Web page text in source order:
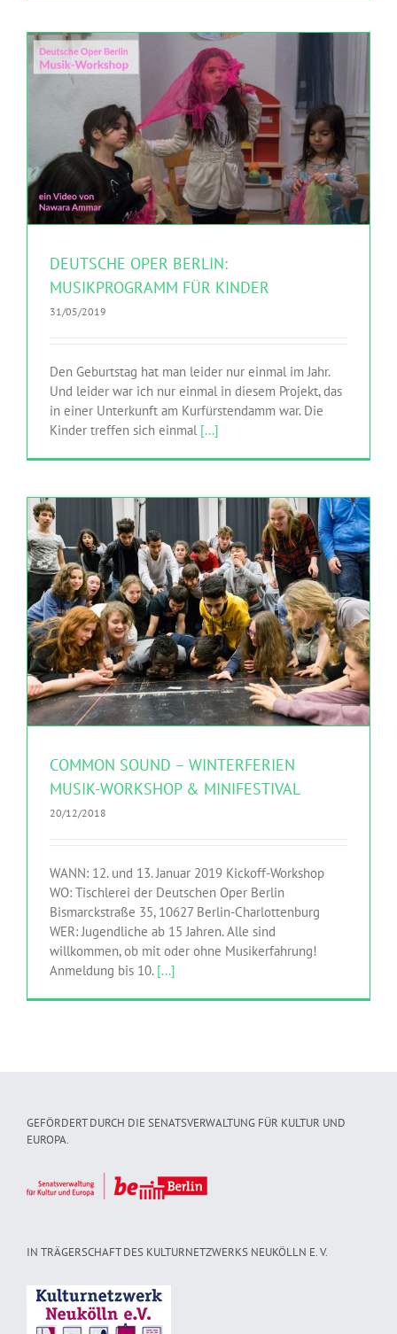
DEUTSCHE OPER BERLIN: MUSIKPROGRAMM FÜR KINDER
Deutsche Oper
DEUTSCHE OPER BERLIN:
MUSIKPROGRAMM FÜR KINDER
31/05/2019
Den Geburtstag hat man leider nur einmal im Jahr.
Und leider war ich nur einmal in diesem Projekt, das
in einer Unterkunft am Kurfürstendamm war. Die
Kinder treffen sich einmal [...]
COMMON SOUND – WINTERFERIEN MUSIK-WORKSHOP &
MINIFESTIVAL
Deutsche Oper MITMACHEN
COMMON SOUND – WINTERFERIEN
MUSIK-WORKSHOP & MINIFESTIVAL
20/12/2018
WANN: 12. und 13. Januar 2019 Kickoff-Workshop
WO: Tischlerei der Deutschen Oper Berlin
Bismarckstraße 35, 10627 Berlin-Charlottenburg
WER: Jugendliche ab 15 Jahren. Alle sind
willkommen, ob mit oder ohne Musikerfahrung!
Anmeldung bis 10. [...]
GEFÖRDERT DURCH DIE SENATSVERWALTUNG FÜR KULTUR UND
EUROPA.
IN TRÄGERSCHAFT DES KULTURNETZWERKS NEUKÖLLN E. V.